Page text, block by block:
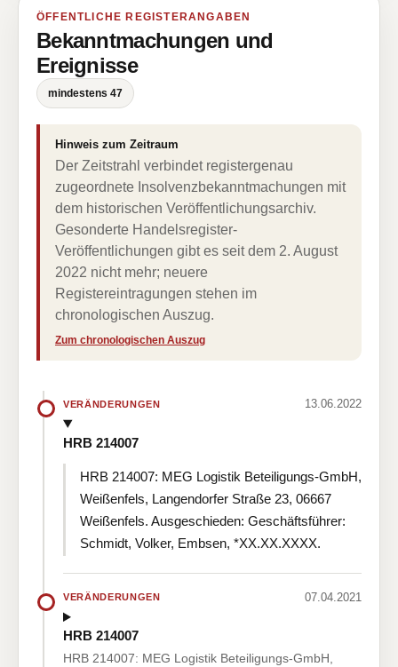
ÖFFENTLICHE REGISTERANGABEN
Bekanntmachungen und
Ereignisse
mindestens 47
Hinweis zum Zeitraum
Der Zeitstrahl verbindet registergenau
zugeordnete Insolvenzbekanntmachungen mit
dem historischen Veröffentlichungsarchiv.
Gesonderte Handelsregister-
Veröffentlichungen gibt es seit dem 2. August
2022 nicht mehr; neuere
Registereintragungen stehen im
chronologischen Auszug.
Zum chronologischen Auszug
VERÄNDERUNGEN 13.06.2022
HRB 214007
HRB 214007: MEG Logistik Beteiligungs-GmbH,
Weißenfels, Langendorfer Straße 23, 06667
Weißenfels. Ausgeschieden: Geschäftsführer:
Schmidt, Volker, Embsen, *XX.XX.XXXX.
VERÄNDERUNGEN 07.04.2021
HRB 214007
HRB 214007: MEG Logistik Beteiligungs-GmbH,